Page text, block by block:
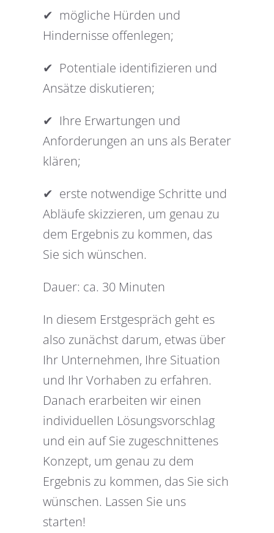
✔︎ mögliche Hürden und
Hindernisse offenlegen;
✔︎ Potentiale identifizieren und
Ansätze diskutieren;
✔︎ Ihre Erwartungen und
Anforderungen an uns als Berater
klären;
✔︎ erste notwendige Schritte und
Abläufe skizzieren, um genau zu
dem Ergebnis zu kommen, das
Sie sich wünschen.
Dauer: ca. 30 Minuten
In diesem Erstgespräch geht es
also zunächst darum, etwas über
Ihr Unternehmen, Ihre Situation
und Ihr Vorhaben zu erfahren.
Danach erarbeiten wir einen
individuellen Lösungsvorschlag
und ein auf Sie zugeschnittenes
Konzept, um genau zu dem
Ergebnis zu kommen, das Sie sich
wünschen. Lassen Sie uns
starten!